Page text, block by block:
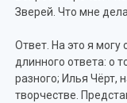
Зверей. Что мне
Ответ. На это я могу
длинного ответа: о
разного; Илья Чёрт,
творчестве.